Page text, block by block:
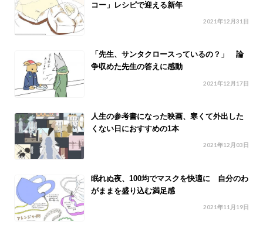
コー」レシピで迎える新年
2021年12月31日
「先生、サンタクロースっているの？」 論
争収めた先生の答えに感動
2021年12月17日
人生の参考書になった映画、寒くて外出した
くない日におすすめの1本
2021年12月03日
眠れぬ夜、100均でマスクを快適に 自分のわ
がままを盛り込む満足感
2021年11月19日